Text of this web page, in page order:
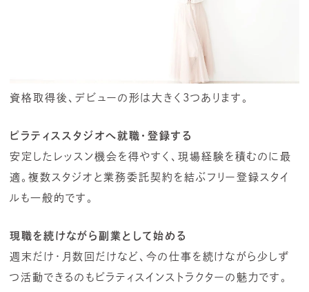
資格取得後、デビューの形は大きく3つあります。
ピラティススタジオへ就職・登録する
安定したレッスン機会を得やすく、現場経験を積むのに最
適。複数スタジオと業務委託契約を結ぶフリー登録スタイ
ルも一般的です。
現職を続けながら副業として始める
週末だけ・月数回だけなど、今の仕事を続けながら少しず
つ活動できるのもピラティスインストラクターの魅力です。